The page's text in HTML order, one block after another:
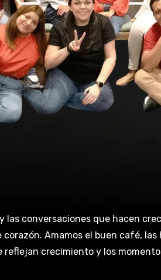
conversaciones que hacen
Amamos el buen café,
crecimiento y los